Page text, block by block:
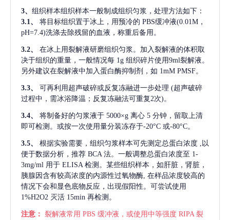
3、 组织样本组织样本一般制成组织匀浆，处理方法如下：
3.1、
将目标组织置于冰上，用预冷的 PBS缓冲液(0.01M，
pH=7.4)洗涤去除残留的血液，称重后备用。
3.2、
在冰上用裂解液研磨组织匀浆。加入裂解液的体积取
决于组织的重量，一般情况每 1g 组织碎片使用9ml裂解液。
另外建议在裂解液中加入蛋白酶抑制剂，如 1mM PMSF。
3.3、 可再利用超声破碎或反复冻融进一步处理 (超声破碎
过程中，需冰浴降温；反复冻融法可重复2次)。
3.4、 将制备好的匀浆液于 5000×g 离心 5 分钟，留取上清
即可检测。或按一次使用量分装冻存于-20°C 或-80°C。
3.5、 根据实验需要，组织匀浆样本可先测定总蛋白浓度
,以
便于数据分析，推荐 BCA 法。一般调整总蛋白浓度至 1-
3mg/ml 用于 ELISA 检测。某些组织样本，如肝脏，肾脏，
胰腺因含有较高浓度的内源性过氧物酶, 在样品浓度较高的
情况下会和显色底物反应，出现假阳性。可尝试使用
1%H2O2 灭活 15min 再检测。
注意： 裂解液常用 PBS 缓冲液，或使用中等强度 RIPA 裂